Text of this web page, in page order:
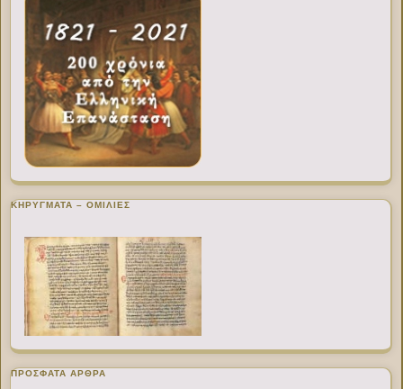
ΚΗΡΥΓΜΑΤΑ – ΟΜΙΛΙΕΣ
ΠΡΌΣΦΑΤΑ ΆΡΘΡΑ